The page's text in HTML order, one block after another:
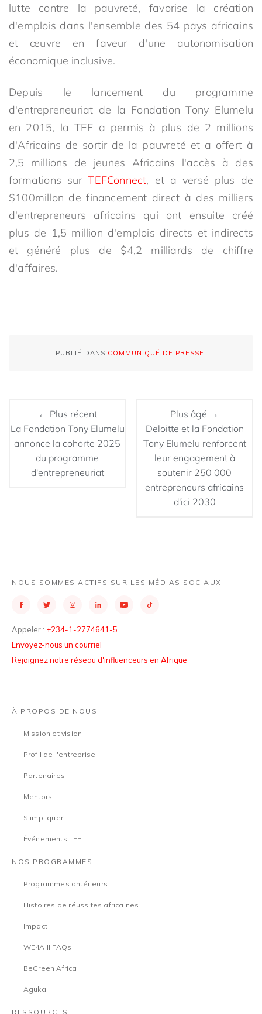
lutte contre la pauvreté, favorise la création
d'emplois dans l'ensemble des 54 pays africains
et œuvre en faveur d'une autonomisation
économique inclusive.
Depuis le lancement du programme
d'entrepreneuriat de la Fondation Tony Elumelu
en 2015, la TEF a permis à plus de 2 millions
d'Africains de sortir de la pauvreté et a offert à
2,5 millions de jeunes Africains l'accès à des
formations surTEFConnect, et a versé plus de
$100millon de financement direct à des milliers
d'entrepreneurs africains qui ont ensuite créé
plus de 1,5 million d'emplois directs et indirects
et généré plus de $4,2 milliards de chiffre
d'affaires.
PUBLIÉ DANS COMMUNIQUÉ DE PRESSE
← Plus récent
La Fondation Tony Elumelu
annonce la cohorte 2025
du programme
d'entrepreneuriat
Plus âgé →
Deloitte et la Fondation
Tony Elumelu renforcent
leur engagement à
soutenir 250 000
entrepreneurs africains
d'ici 2030
NOUS SOMMES ACTIFS SUR LES MÉDIAS SOCIAUX
Appeler : +234-1-2774641-5
Envoyez-nous un courriel
Rejoignez notre réseau d'influenceurs en Afrique
À PROPOS DE NOUS
Mission et vision
Profil de l'entreprise
Partenaires
Mentors
S'impliquer
Événements TEF
NOS PROGRAMMES
Programmes antérieurs
Histoires de réussites africaines
Impact
WE4A II FAQs
BeGreen Africa
Aguka
RESSOURCES